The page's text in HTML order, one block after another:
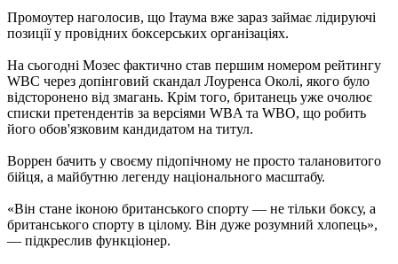
Промоутер наголосив, що Ітаума вже зараз займає лідируючі
позиції у провідних боксерських організаціях.
На сьогодні Мозес фактично став першим номером рейтингу
WBC через допінговий скандал Лоуренса Околі, якого було
відсторонено від змагань. Крім того, британець уже очолює
списки претендентів за версіями WBA та WBO, що робить
його обов'язковим кандидатом на титул.
Воррен бачить у своєму підопічному не просто талановитого
бійця, а майбутню легенду національного масштабу.
«Він стане іконою британського спорту — не тільки боксу, а
британського спорту в цілому. Він дуже розумний хлопець»,
— підкреслив функціонер.